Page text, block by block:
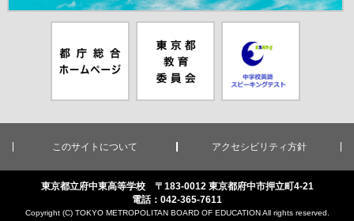
ムページ（別
ウインドウが
員会（別ウイ
ンドウが開き
ピーキングテ
スト（別ウイ
ンドウが開き
このサイトについて アクセシビリティ方針
東京都立府中東高等学校 〒183-0012 東京都府中市押立町4-21
電話：042-365-7611
Copyright (C) TOKYO METROPOLITAN BOARD OF EDUCATION All rights reserved.